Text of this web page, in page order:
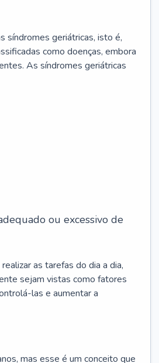
síndromes geriátricas, isto é,
como doenças, embora
As síndromes geriátricas
ou excessivo de
as tarefas do dia a dia,
sejam vistas como fatores
las e aumentar a
mas esse é um conceito que